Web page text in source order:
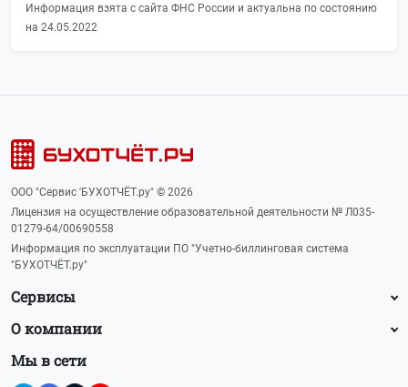
Информация взята с сайта ФНС России и актуальна по состоянию
на 24.05.2022
ООО "Сервис 'БУХОТЧЁТ.ру" © 2026
Лицензия на осуществление образовательной деятельности № Л035-
01279-64/00690558
Информация по эксплуатации ПО "Учетно-биллинговая система
"БУХОТЧЁТ.ру"
Сервисы
О компании
Мы в сети